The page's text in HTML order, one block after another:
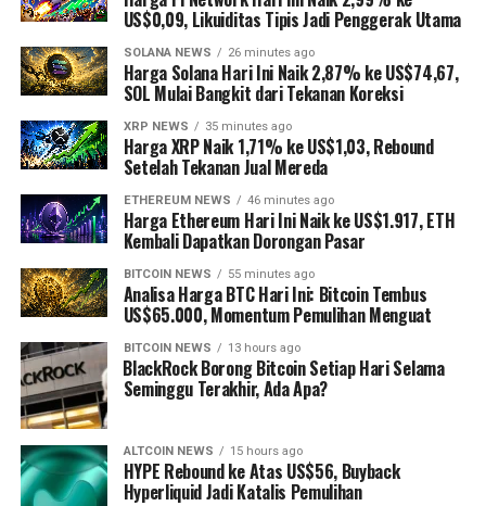
US$0,09, Likuiditas Tipis Jadi Penggerak Utama
SOLANA NEWS 26 minutes ago
Harga Solana Hari Ini Naik 2,87% ke US$74,67,
SOL Mulai Bangkit dari Tekanan Koreksi
XRP NEWS 35 minutes ago
Harga XRP Naik 1,71% ke US$1,03, Rebound
Setelah Tekanan Jual Mereda
ETHEREUM NEWS 46 minutes ago
Harga Ethereum Hari Ini Naik ke US$1.917, ETH
Kembali Dapatkan Dorongan Pasar
BITCOIN NEWS 55 minutes ago
Analisa Harga BTC Hari Ini: Bitcoin Tembus
US$65.000, Momentum Pemulihan Menguat
BITCOIN NEWS 13 hours ago
⁠BlackRock Borong Bitcoin Setiap Hari Selama
Seminggu Terakhir, Ada Apa?
ALTCOIN NEWS 15 hours ago
HYPE Rebound ke Atas US$56, Buyback
Hyperliquid Jadi Katalis Pemulihan